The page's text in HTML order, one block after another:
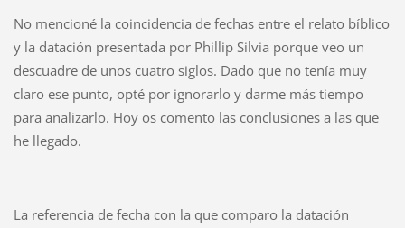
No mencioné la coincidencia de fechas entre el relato bíblico
y la datación presentada por Phillip Silvia porque veo un
descuadre de unos cuatro siglos. Dado que no tenía muy
claro ese punto, opté por ignorarlo y darme más tiempo
para analizarlo. Hoy os comento las conclusiones a las que
he llegado.
La referencia de fecha con la que comparo la datación